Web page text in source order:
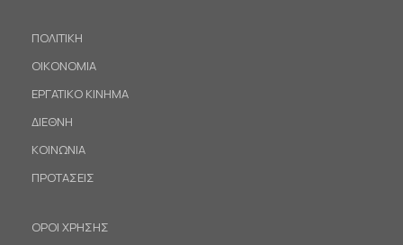
ΠΟΛΙΤΙΚΗ
ΟΙΚΟΝΟΜΙΑ
ΕΡΓΑΤΙΚΟ ΚΙΝΗΜΑ
ΔΙΕΘΝΗ
ΚΟΙΝΩΝΙΑ
ΠΡΟΤΑΣΕΙΣ
ΟΡΟΙ ΧΡΗΣΗΣ